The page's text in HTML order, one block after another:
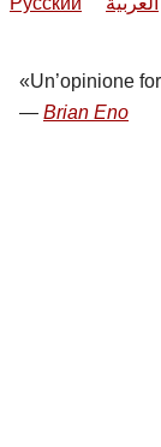
Un’opinione
Brian Eno